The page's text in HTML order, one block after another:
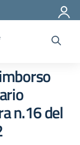
n.16 del